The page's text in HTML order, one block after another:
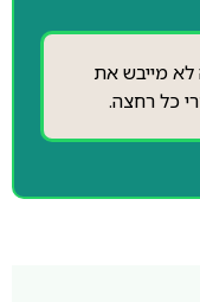
לא מייבש את
כל רחצה.